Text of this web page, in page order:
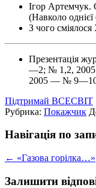
Ігор Артемчук.
(Навколо
З чого
Презентація
—2; № 1,2,
2005 — №
Підтримай ВСЕСВІТ
Рубрика: Покажчик
Навігація по
← «Газова горілка…»
Залишити